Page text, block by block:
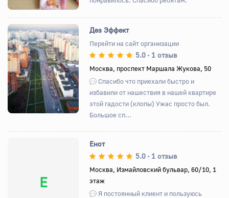
Назад Вперед
Дез Эффект
Перейти на сайт организации
5.0 • 1 отзыв
Москва, проспект Маршала Жукова, 50
Спасибо что приехали быстро и
избавили от нашествия в нашей квартире
этой гадости (клопы) Ужас просто был.
Большое сп...
Е
Енот
5.0 • 1 отзыв
Москва, Измайловский бульвар, 60/10, 1
этаж
Я постоянный клиент и пользуюсь